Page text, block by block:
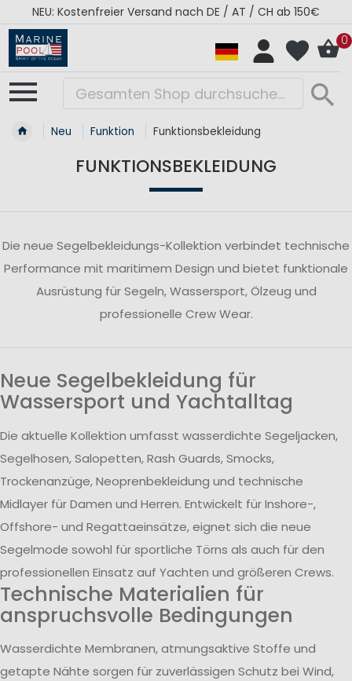
NEU: Kostenfreier Versand nach DE / AT / CH ab 150€
0
Neu Funktion Funktionsbekleidung
FUNKTIONSBEKLEIDUNG
Die neue Segelbekleidungs-Kollektion verbindet technische
Performance mit maritimem Design und bietet funktionale
Ausrüstung für Segeln, Wassersport, Ölzeug und
professionelle Crew Wear.
Neue Segelbekleidung für
Wassersport und Yachtalltag
Die aktuelle Kollektion umfasst wasserdichte Segeljacken,
Segelhosen, Salopetten, Rash Guards, Smocks,
Trockenanzüge, Neoprenbekleidung und technische
Midlayer für Damen und Herren. Entwickelt für Inshore-,
Offshore- und Regattaeinsätze, eignet sich die neue
Segelmode sowohl für sportliche Törns als auch für den
professionellen Einsatz auf Yachten und größeren Crews.
Technische Materialien für
anspruchsvolle Bedingungen
Wasserdichte Membranen, atmungsaktive Stoffe und
getapte Nähte sorgen für zuverlässigen Schutz bei Wind,